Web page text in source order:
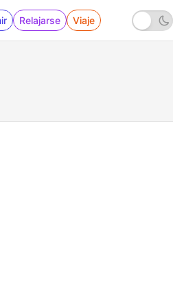
Relajarse Viaje